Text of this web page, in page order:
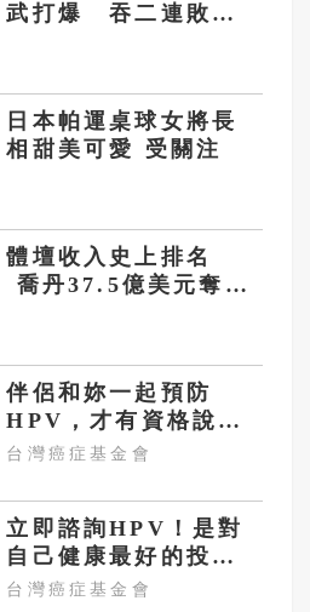
武打爆 吞二連敗
日本帕運桌球女將長
相甜美可愛 受關注
體壇收入史上排名
喬丹37.5億美元奪冠
伴侶和妳一起預防
HPV，才有資格說愛
妳！
台灣癌症基金會
立即諮詢HPV！是對
自己健康最好的投
資，把握現在不嫌
台灣癌症基金會